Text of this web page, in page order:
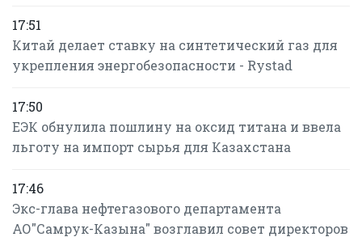
17:51
Китай делает ставку на синтетический газ для
укрепления энергобезопасности - Rystad
17:50
ЕЭК обнулила пошлину на оксид титана и ввела
льготу на импорт сырья для Казахстана
17:46
Экс-глава нефтегазового департамента
АО"Самрук-Казына" возглавил совет директоров